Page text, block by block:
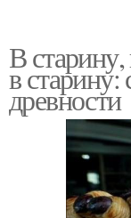
В
в
древности